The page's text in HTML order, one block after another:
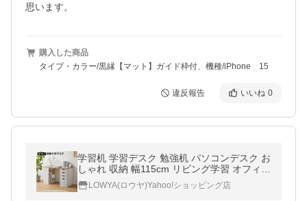
思います。
購入した商品
タイプ・カラー/黒縁【マット】ガイド枠付、機種/iPhone 15
違反報告 いいね 0
学習机 学習デスク 勉強机 パソコンデスク お
しゃれ 収納 幅115cm リビング学習 オフィス
デスク PC シンプル 引き出し ワーク コンパ
クト 子供 木製 省スペース
LOWYA(ロウヤ)Yahoo!ショッピング店